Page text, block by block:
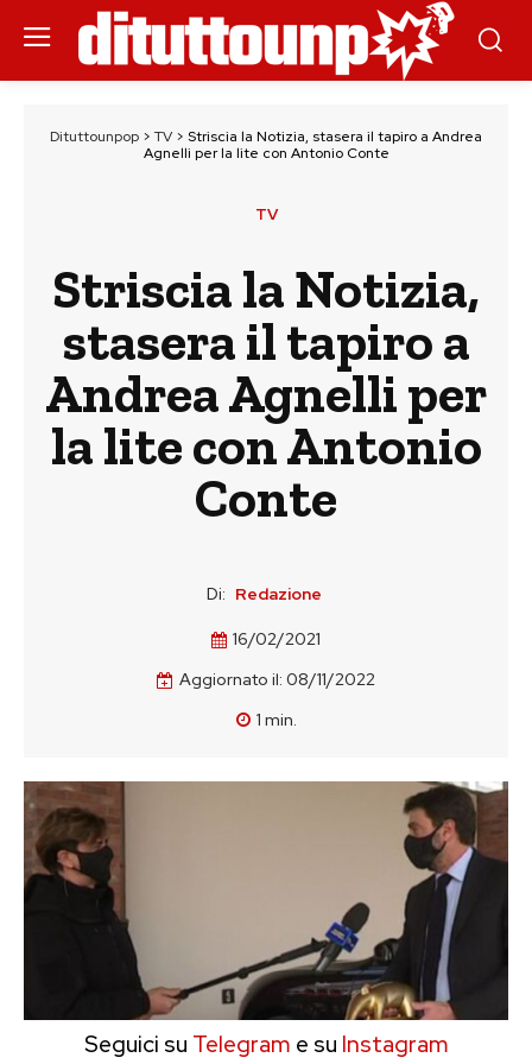
Dituttounpop > TV > Striscia la Notizia, stasera il tapiro a Andrea
Agnelli per la lite con Antonio Conte
TV
Striscia la Notizia,
stasera il tapiro a
Andrea Agnelli per
la lite con Antonio
Conte
Di: Redazione
16/02/2021
Aggiornato il: 08/11/2022
1 min.
Seguici su Telegram e su Instagram